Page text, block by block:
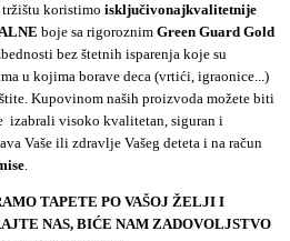
koristimo isključivonajkvalitetnije
boje sa rigoroznim Green Guard Gold
bez štetnih isparenja koje su
u kojima borave deca (vrtići, igraonice...)
Kupovinom naših proizvoda možete biti
izabrali visoko kvalitetan, siguran i
Vaše ili zdravlje Vašeg deteta i na račun
.
TAPETE PO VAŠOJ ŽELJI I
NAS, BIĆE NAM ZADOVOLJSTVO